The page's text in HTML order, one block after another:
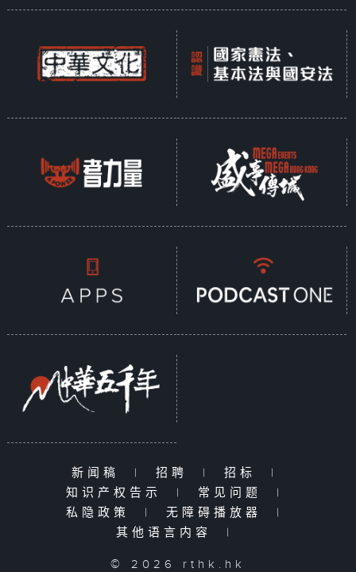
新闻稿 | 招聘 | 招标
|
知识产权告示
| 常见问题
|
私隐政策
| 无障碍播放器
|
其他语言内容
|
© 2026 rthk.hk